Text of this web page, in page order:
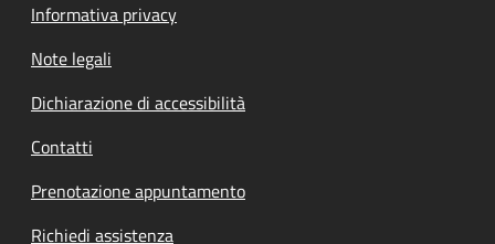
Informativa privacy
Note legali
Dichiarazione di accessibilità
Contatti
Prenotazione appuntamento
Richiedi assistenza